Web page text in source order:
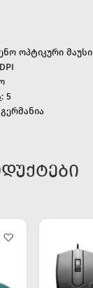
ოპტიკური მაუსი
: 5